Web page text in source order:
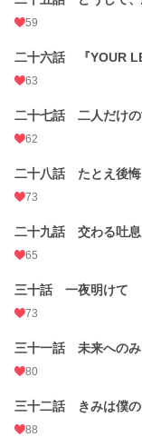
59
二十六話 『YOUR
63
二十七話 二人だけ
62
二十八話 たとえ後悔
73
二十九話 交わる吐息
65
三十話 一夜明けて
73
三十一話 未来へのみ
80
三十二話 きみは僕
88